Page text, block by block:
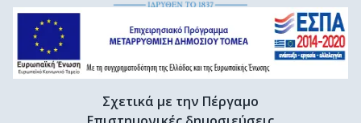
Σχετικά με την Πέργαμο